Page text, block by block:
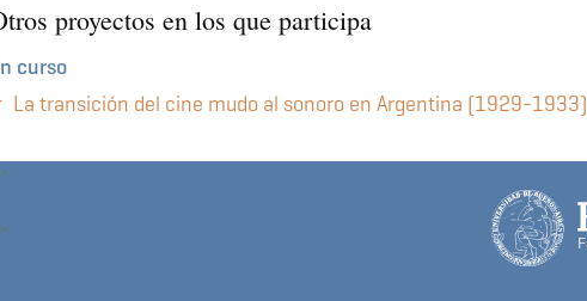
proyectos en los que participa
curso
La transición del cine mudo al sonoro en Argentina (1929-1933)